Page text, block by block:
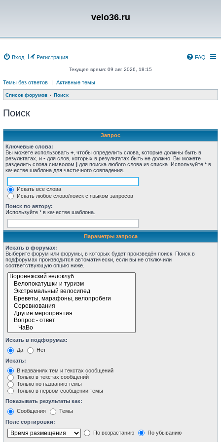
velo36.ru
Вход Регистрация FAQ
Текущее время: 09 авг 2026, 18:15
Темы без ответов | Активные темы
Список форумов Поиск
Поиск
Запрос
Ключевые слова:
Вы можете использовать + , чтобы определить слова, которые должны быть в
результатах, и - для слов, которых в результатах быть не должно. Вы можете
разделить слова символом | для поиска любого слова из списка. Используйте * в
качестве шаблона для частичного совпадения.
Искать все слова
Искать любое слово/поиск с языком запросов
Поиск по автору:
Используйте * в качестве шаблона.
Параметры запроса
Искать в форумах:
Выберите форум или форумы, в которых будет произведён поиск. Поиск в
подфорумах производится автоматически, если вы не отключили
соответствующую опцию ниже.
Искать в подфорумах:
Да
Нет
Искать:
В названиях тем и текстах сообщений
Только в текстах сообщений
Только по названию темы
Только в первом сообщении темы
Показывать результаты как:
Сообщения
Темы
Поле сортировки:
По возрастанию
По убыванию